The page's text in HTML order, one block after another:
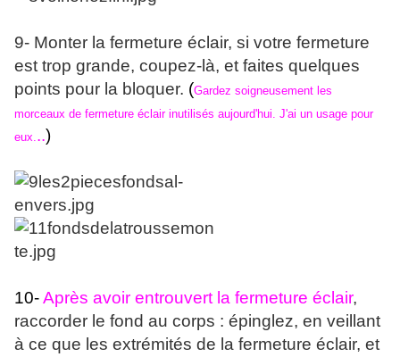
9- Monter la fermeture éclair, si votre fermeture
est trop grande, coupez-là, et faites quelques
points pour la bloquer. (Gardez soigneusement les
morceaux de fermeture éclair inutilisés aujourd'hui. J'ai un usage pour
eux...)
10-Après avoir entrouvert la fermeture éclair,
raccorder le fond au corps : épinglez, en veillant
à ce que les extrémités de la fermeture éclair, et